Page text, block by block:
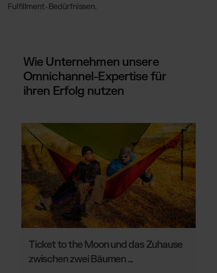
Fulfillment-Bedürfnissen.
Wie Unternehmen unsere
Omnichannel-Expertise für
ihren Erfolg nutzen
Ticket to the Moon und das Zuhause
zwischen zwei Bäumen ...